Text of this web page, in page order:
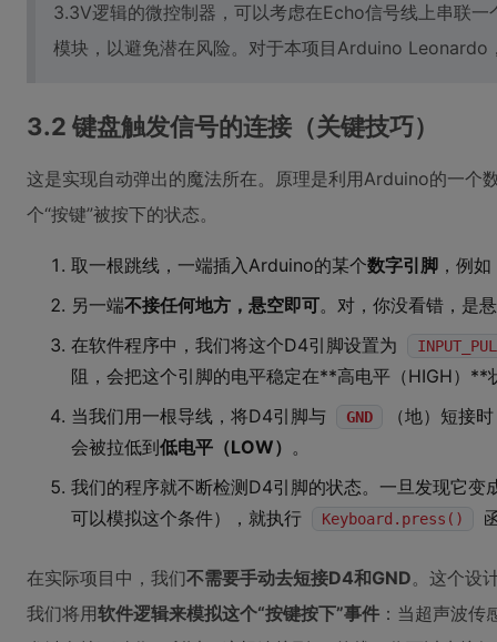
3.3V逻辑的微控制器，可以考虑在Echo信号线上串联
模块，以避免潜在风险。对于本项目Arduino Leonardo
3.2 键盘触发信号的连接（关键技巧）
这是实现自动弹出的魔法所在。原理是利用Arduino的一个
个“按键”被按下的状态。
取一根跳线，一端插入Arduino的某个数字引脚 ，例如
另一端不接任何地方，悬空即可。对，你没看错，是
在软件程序中，我们将这个D4引脚设置为
阻，会把这个引脚的电平稳定在**高电平（HIGH）**
当我们用一根导线，将D4引脚与
GND
（地）短接
会被拉低到低电平（LOW） 。
我们的程序就不断检测D4引脚的状态。一旦发现它变
可以模拟这个条件），就执行
Keyboard.press()
在实际项目中，我们不需要手动去短接D4和GND。这个设
我们将用软件逻辑来模拟这个“按键按下”事件 ：当超声波